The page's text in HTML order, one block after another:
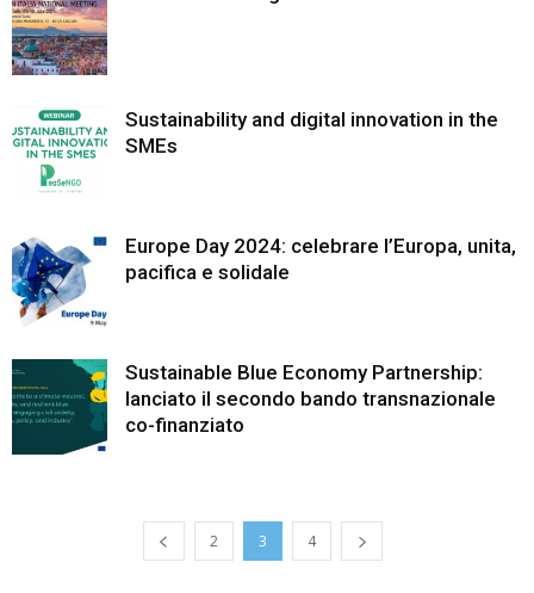
Sustainability and digital innovation in the
SMEs
Europe Day 2024: celebrare l’Europa, unita,
pacifica e solidale
Sustainable Blue Economy Partnership:
lanciato il secondo bando transnazionale
co-finanziato
2 3 4